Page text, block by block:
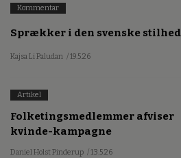
Kommentar
Sprækker i den svenske stilhed
Kajsa Li Paludan / 19.5.26
Artikel
Folketingsmedlemmer afviser
kvinde-kampagne
Daniel Holst Pinderup / 13.5.26